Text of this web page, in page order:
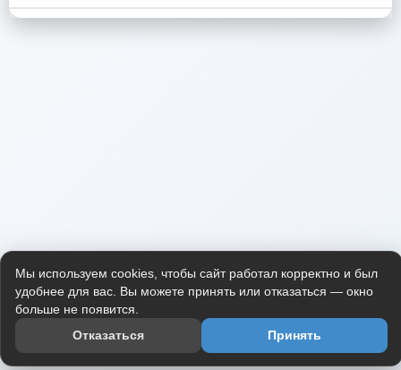
Мы используем cookies, чтобы сайт работал корректно и был
удобнее для вас. Вы можете принять или отказаться — окно
больше не появится.
Отказаться
Принять